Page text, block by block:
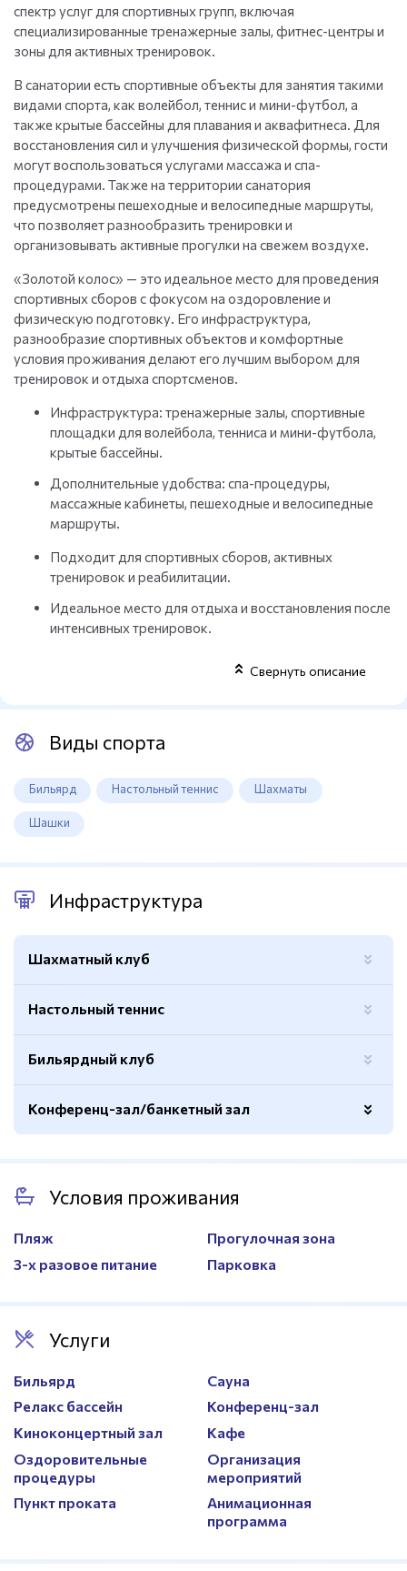
спектр услуг для спортивных групп, включая
специализированные тренажерные залы, фитнес-центры и
зоны для активных тренировок.
В санатории есть спортивные объекты для занятия такими
видами спорта, как волейбол, теннис и мини-футбол, а
также крытые бассейны для плавания и аквафитнеса. Для
восстановления сил и улучшения физической формы, гости
могут воспользоваться услугами массажа и спа-
процедурами. Также на территории санатория
предусмотрены пешеходные и велосипедные маршруты,
что позволяет разнообразить тренировки и
организовывать активные прогулки на свежем воздухе.
«Золотой колос» — это идеальное место для проведения
спортивных сборов с фокусом на оздоровление и
физическую подготовку. Его инфраструктура,
разнообразие спортивных объектов и комфортные
условия проживания делают его лучшим выбором для
тренировок и отдыха спортсменов.
Инфраструктура: тренажерные залы, спортивные
площадки для волейбола, тенниса и мини-футбола,
крытые бассейны.
Дополнительные удобства: спа-процедуры,
массажные кабинеты, пешеходные и велосипедные
маршруты.
Подходит для спортивных сборов, активных
тренировок и реабилитации.
Идеальное место для отдыха и восстановления после
интенсивных тренировок.
Свернуть описание
Виды спорта
Бильярд Настольный теннис Шахматы
Шашки
Инфраструктура
Шахматный клуб
Настольный теннис
Бильярдный клуб
Конференц-зал/банкетный зал
Оборудование
Экран, проектор, флиптчарт
Условия проживания
Пляж
Прогулочная зона
3-х разовое питание
Парковка
Услуги
Бильярд
Сауна
Релакс бассейн
Конференц-зал
Киноконцертный зал
Кафе
Оздоровительные
процедуры
Организация
мероприятий
Пункт проката
Анимационная
программа